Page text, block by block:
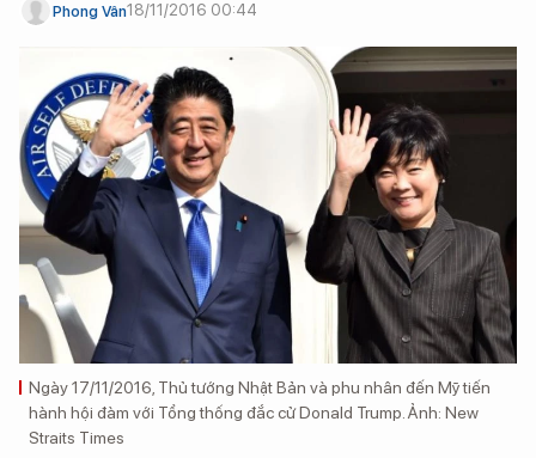
Phong Vân18/11/2016 00:44
Ngày 17/11/2016, Thủ tướng Nhật Bản và phu nhân đến Mỹ tiến
hành hội đàm với Tổng thống đắc cử Donald Trump. Ảnh: New
Straits Times